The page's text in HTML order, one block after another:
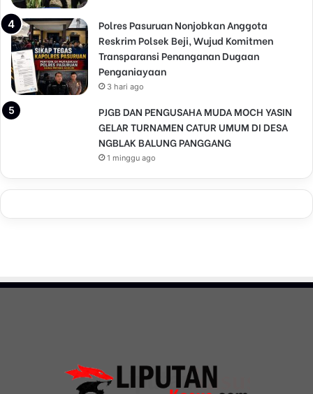
Polres Pasuruan Nonjobkan Anggota
Reskrim Polsek Beji, Wujud Komitmen
Transparansi Penanganan Dugaan
Penganiayaan
3 hari ago
PJGB DAN PENGUSAHA MUDA MOCH YASIN
GELAR TURNAMEN CATUR UMUM DI DESA
NGBLAK BALUNG PANGGANG
1 minggu ago